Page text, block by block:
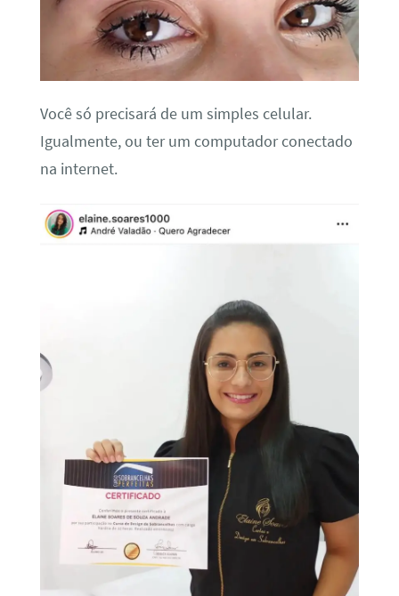
Você só precisará de um simples celular.
Igualmente, ou ter um computador conectado
na internet.